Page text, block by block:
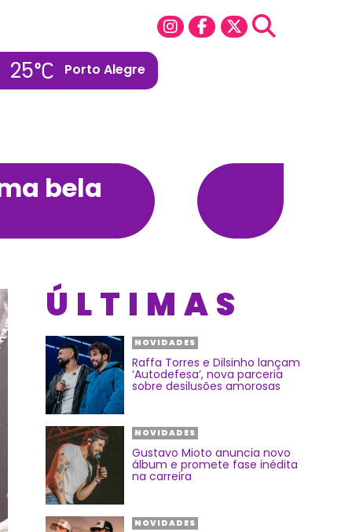
Porto Alegre
25
bela
ÚLTIMAS
NOVIDADES
Raffa Torres e Dilsinho lançam
‘Autodefesa’, nova parceria
sobre desilusões amorosas
NOVIDADES
Gustavo Mioto anuncia novo
álbum e promete fase inédita
na carreira
NOVIDADES